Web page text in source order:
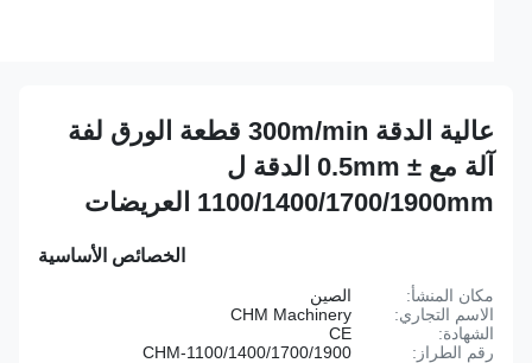
عالية الدقة 300m/min قطعة الورق لفة
آلة مع ± 0.5mm الدقة ل
1100/1400/1700/1900mm العريضات
الخصائص الأساسية
مكان المنشأ:
الصين
الاسم التجاري:
CHM Machinery
الشهادة:
رقم الطراز:
CHM-1100/1400/1700/1900